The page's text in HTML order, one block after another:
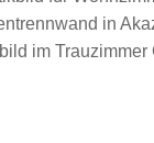
in
im Trauzimmer